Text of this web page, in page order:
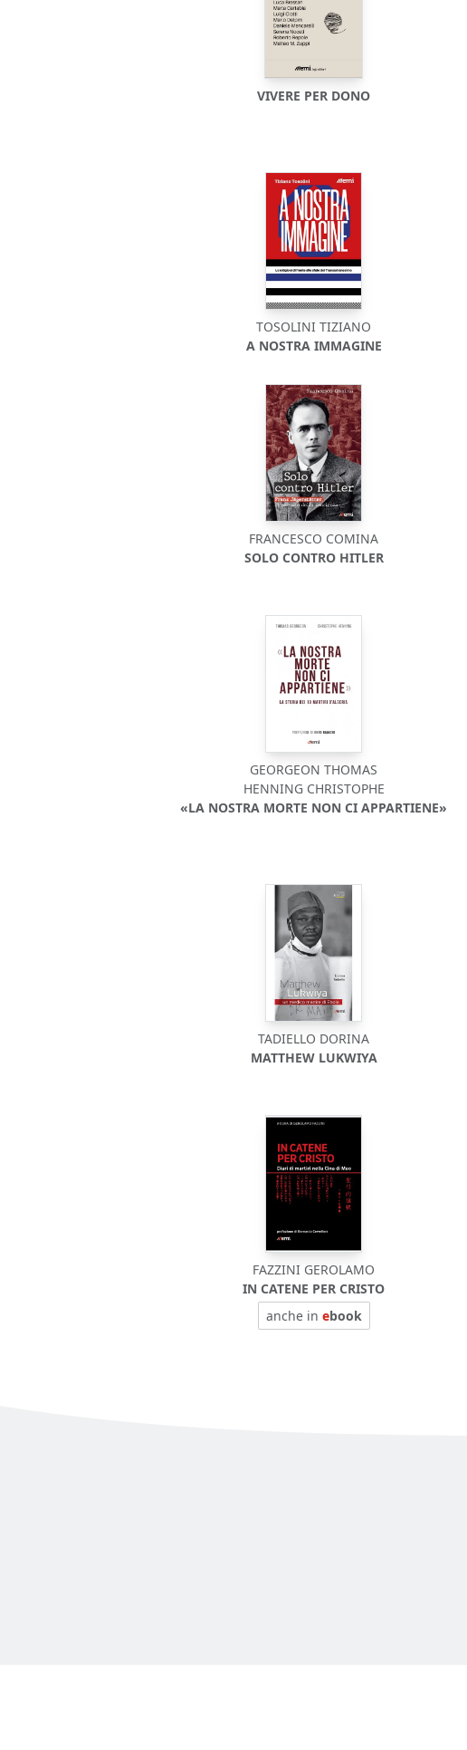
VIVERE PER DONO
TOSOLINI TIZIANO
A NOSTRA IMMAGINE
FRANCESCO COMINA
SOLO CONTRO HITLER
GEORGEON THOMAS
HENNING CHRISTOPHE
«LA NOSTRA MORTE NON CI APPARTIENE»
TADIELLO DORINA
MATTHEW LUKWIYA
FAZZINI GEROLAMO
IN CATENE PER CRISTO
anche in ebook